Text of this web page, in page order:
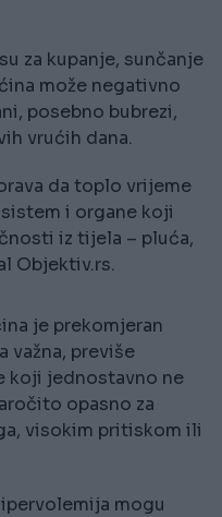
za kupanje, sunčanje
može negativno
posebno bubrezi,
vrućih dana.
da toplo vrijeme
i organe koji
iz tijela – pluća,
Objektiv.rs.
je prekomjeran
važna, previše
koji jednostavno ne
opasno za
visokim pritiskom ili
mogu